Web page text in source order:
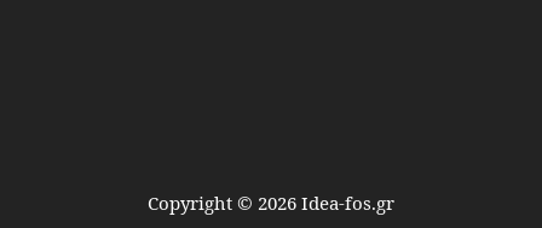
Copyright © 2026Idea-fos.gr